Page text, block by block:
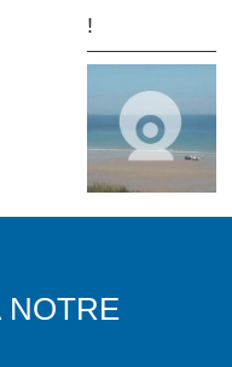
!
NOTRE